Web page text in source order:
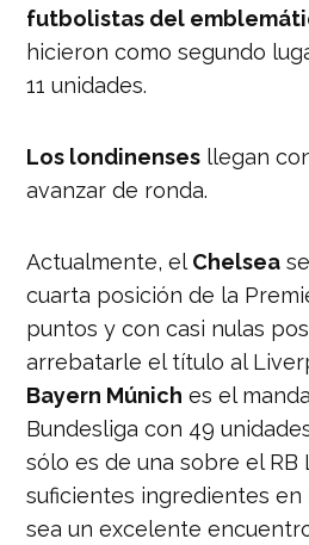
futbolistas del
hicieron como segundo
11 unidades.
Los londinenses llegan
avanzar de ronda.
Actualmente, elChelsea
cuarta posición de la
puntos y con casi nulas
arrebatarle el título al
Bayern Múnich es el
Bundesliga con 49
sólo es de una sobre el RB
suficientes ingredientes en
sea un excelente